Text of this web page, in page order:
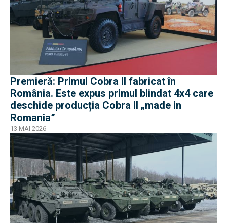
Premieră: Primul Cobra II fabricat în
România. Este expus primul blindat 4x4 care
deschide producția Cobra II „made in
Romania”
13 MAI 2026